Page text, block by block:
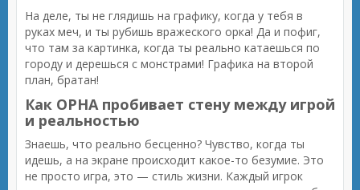
На деле, ты не глядишь на графику, когда у тебя в
руках меч, и ты рубишь вражеского орка! Да и пофиг,
что там за картинка, когда ты реально катаешься по
городу и дерешься с монстрами! Графика на второй
план, братан!
Как ОРНА пробивает стену между игрой
и реальностью
Знаешь, что реально бесценно? Чувство, когда ты
идешь, а на экране происходит какое-то безумие. Это
не просто игра, это — стиль жизни. Каждый игрок